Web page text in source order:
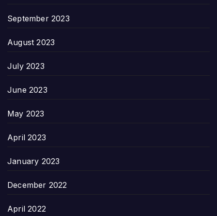
September 2023
August 2023
July 2023
June 2023
May 2023
April 2023
January 2023
December 2022
April 2022